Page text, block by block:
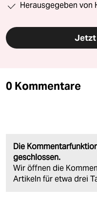
Herausgegeben von
Jetzt
0 Kommentare
Die
geschlossen.
Wir öffnen die
Artikeln für etwa drei